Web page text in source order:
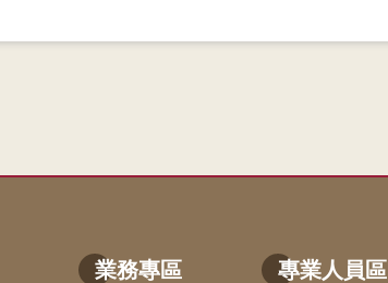
業務專區 專業人員區